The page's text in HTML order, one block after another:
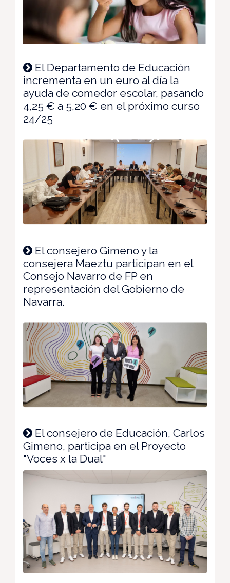
El Departamento de Educación
incrementa en un euro al día la
ayuda de comedor escolar, pasando
4,25 € a 5,20 € en el próximo curso
24/25
El consejero Gimeno y la
consejera Maeztu participan en el
Consejo Navarro de FP en
representación del Gobierno de
Navarra.
El consejero de Educación, Carlos
Gimeno, participa en el Proyecto
"Voces x la Dual"